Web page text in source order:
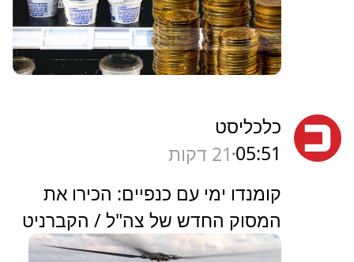
כלכליסט
05:51 21 דקות
קומנדו ימי עם כנפיים: הכירו את
המסוק החדש של צה"ל / הקברניט